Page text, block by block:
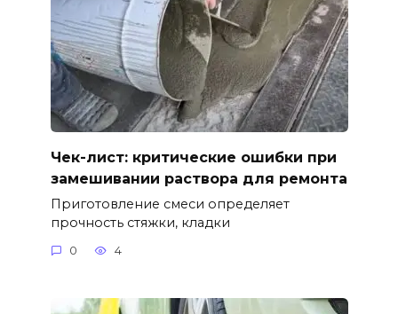
Чек-лист: критические ошибки при
замешивании раствора для ремонта
Приготовление смеси определяет
прочность стяжки, кладки
0 4